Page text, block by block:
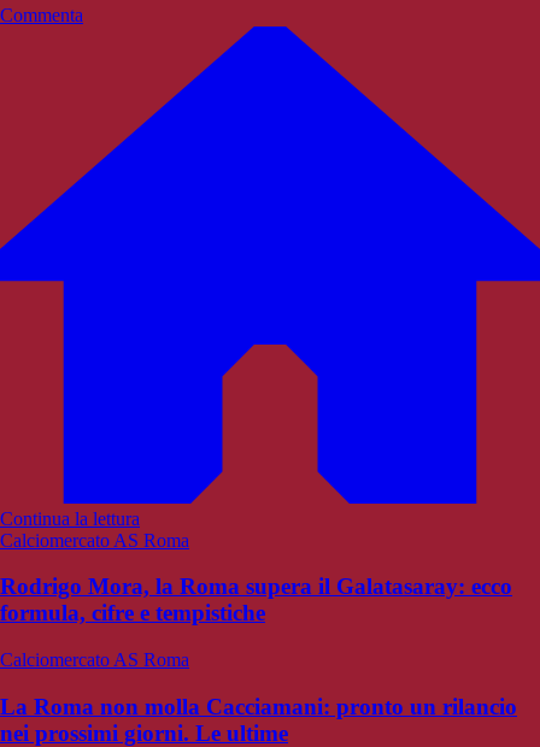
Commenta
Continua la lettura
Calciomercato AS Roma
Rodrigo Mora, la Roma supera il Galatasaray: ecco
formula, cifre e tempistiche
Calciomercato AS Roma
La Roma non molla Cacciamani: pronto un rilancio
nei prossimi giorni. Le ultime